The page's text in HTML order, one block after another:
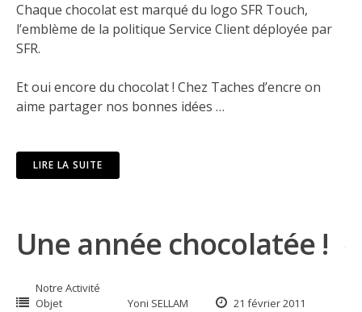
Chaque chocolat est marqué du logo SFR Touch,
l’emblème de la politique Service Client déployée par
SFR.
Et oui encore du chocolat ! Chez Taches d’encre on
aime partager nos bonnes idées …
LIRE LA SUITE
Une année chocolatée !
Notre Activité
Objet
Yoni SELLAM
21 février 2011